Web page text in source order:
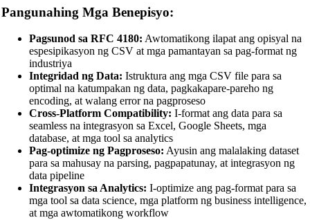
Pangunahing Mga Benepisyo:
Pagsunod sa RFC 4180: Awtomatikong ilapat ang opisyal na
espesipikasyon ng CSV at mga pamantayan sa pag-format ng
industriya
Integridad ng Data: Istruktura ang mga CSV file para sa
optimal na katumpakan ng data, pagkakapare-pareho ng
encoding, at walang error na pagproseso
Cross-Platform Compatibility: I-format ang data para sa
seamless na integrasyon sa Excel, Google Sheets, mga
database, at mga tool sa analytics
Pag-optimize ng Pagproseso: Ayusin ang malalaking dataset
para sa mahusay na parsing, pagpapatunay, at integrasyon ng
data pipeline
Integrasyon sa Analytics: I-optimize ang pag-format para sa
mga tool sa data science, mga platform ng business intelligence,
at mga awtomatikong workflow